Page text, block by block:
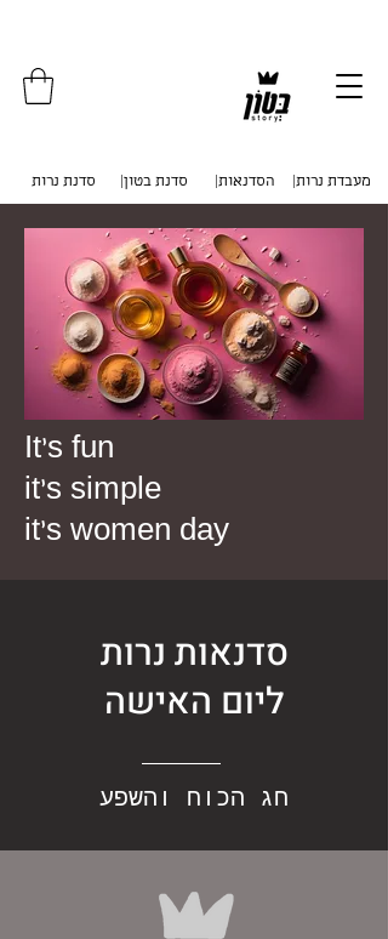
|הסדנאות |סדנת בטון סדנת נרות |מעבדת נרות
It's fun
it's simple
it's women day
סדנאות נרות
ליום האישה
חג הכוח והשפע